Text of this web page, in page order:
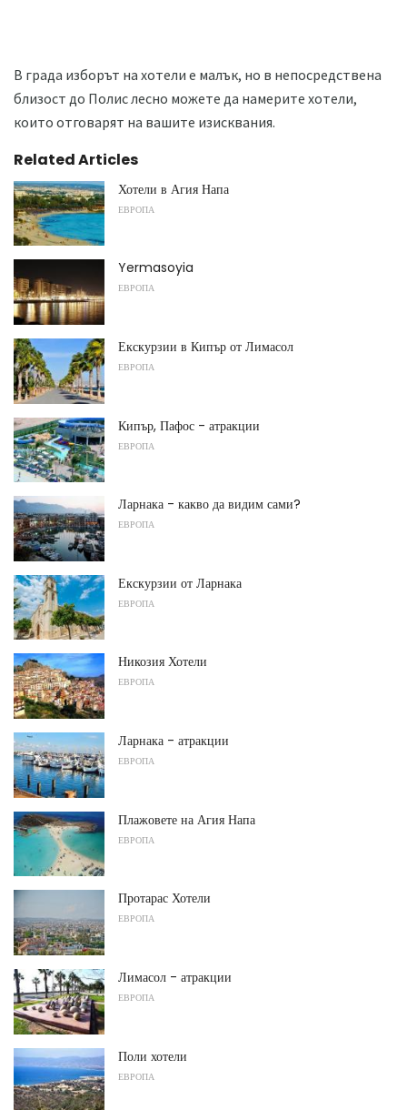
В града изборът на хотели е малък, но в непосредствена
близост до Полис лесно можете да намерите хотели,
които отговарят на вашите изисквания.
Related Articles
Хотели в Агия Напа
ЕВРОПА
Yermasoyia
ЕВРОПА
Екскурзии в Кипър от Лимасол
ЕВРОПА
Кипър, Пафос - атракции
ЕВРОПА
Ларнака - какво да видим сами?
ЕВРОПА
Екскурзии от Ларнака
ЕВРОПА
Никозия Хотели
ЕВРОПА
Ларнака - атракции
ЕВРОПА
Плажовете на Агия Напа
ЕВРОПА
Протарас Хотели
ЕВРОПА
Лимасол - атракции
ЕВРОПА
Поли хотели
ЕВРОПА